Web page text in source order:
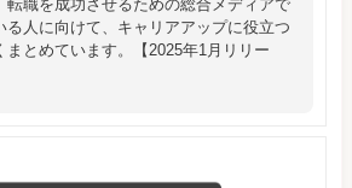
転職を成功させるための総合メディアで
る人に向けて、キャリアアップに役立つ
まとめています。【2025年1月リリー